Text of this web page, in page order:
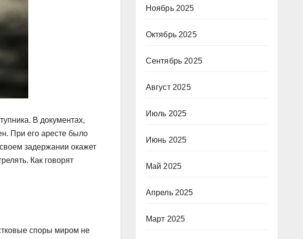
В документах,
При его аресте было
задержании окажет
Как говорят
споры миром не
Ноябрь 2025
Октябрь 2025
Сентябрь 2025
Август 2025
Июль 2025
Июнь 2025
Май 2025
Апрель 2025
Март 2025